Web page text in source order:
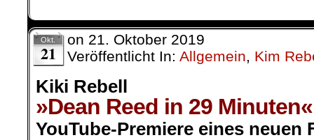
Okt.
21
on 21. Oktober 2019
Veröffentlicht In: Allgemein, Kim
Kiki Rebell
»Dean Reed in 29 Minuten«
YouTube-Premiere eines neuen